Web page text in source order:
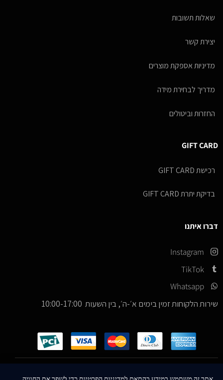
שאלות תשובות
יצירת קשר
מדיניות אספקת מוצרים
מדריך לבחירת מידה
החזרות וביטולים
GIFT CARD
רכישת GIFT CARD
בדיקת יתרת GIFT CARD
דברו איתנו
Instagram
TikTok
Whatsapp
שירות הלקוחות זמין בימים א׳-ה׳, בין השעות 10:00-17:00